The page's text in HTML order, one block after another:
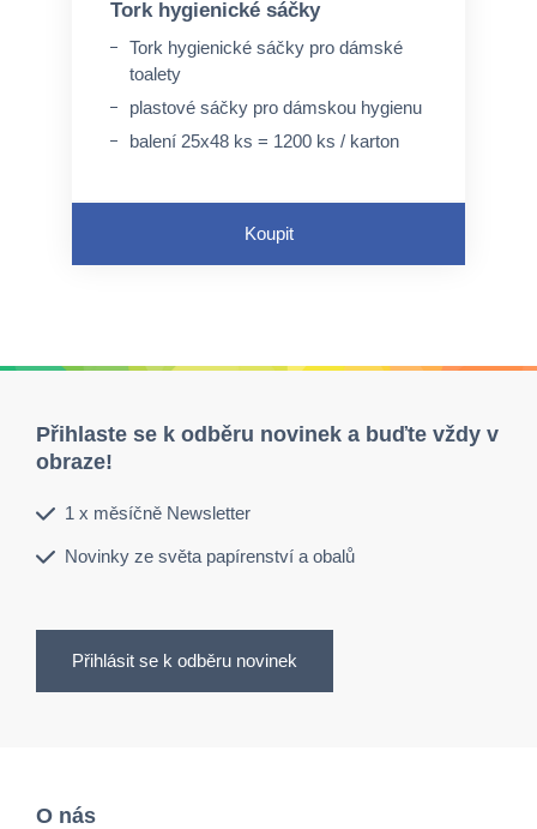
Tork hygienické sáčky
Tork hygienické sáčky pro dámské
toalety
plastové sáčky pro dámskou hygienu
balení 25x48 ks = 1200 ks / karton
Koupit
Přihlaste se k odběru novinek a buďte vždy v
obraze!
1 x měsíčně Newsletter
Novinky ze světa papírenství a obalů
Přihlásit se k odběru novinek
O nás